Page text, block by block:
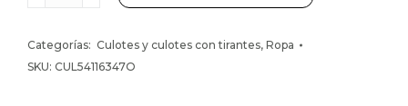
Tirantes
Trek-
segafredo
Categorías: Culotes y culotes con tirantes, Ropa
SKU: CUL54116347O